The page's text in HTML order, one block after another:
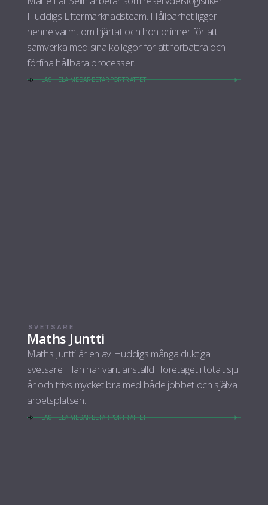
Huddigs Eftermarknadsteam. Hållbarhet ligger
henne varmt om hjärtat och hon brinner för att
samverka med sina kollegor för att förbättra och
förfina hållbara processer.
LÄS HELA MEDARBETARPORTRÄTTET
SVETSARE
Maths Juntti
Maths Juntti är en av Huddigs många duktiga
svetsare. Han har varit anställd i företaget i totalt sju
år och trivs mycket bra med både jobbet och själva
arbetsplatsen.
LÄS HELA MEDARBETARPORTRÄTTET